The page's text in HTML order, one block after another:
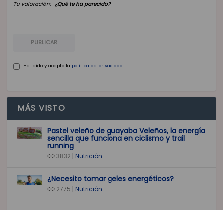
Tu valoración: ¿Qué te ha parecido?
PUBLICAR
He leído y acepto la política de privacidad
MÁS VISTO
Pastel veleño de guayaba Veleños, la energía
sencilla que funciona en ciclismo y trail
running
3832 | Nutrición
¿Necesito tomar geles energéticos?
2775 | Nutrición